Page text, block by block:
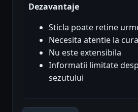
Dezavantaje
Sticla poate retine
Necesita atentie la
Nu este extensibila
Informatii limitate
sezutului